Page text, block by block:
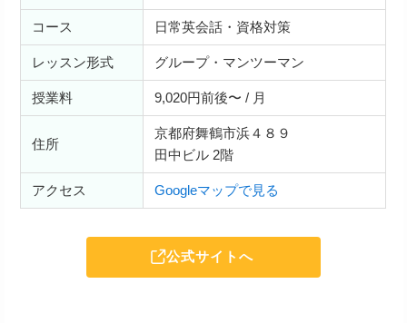
コース 日常英会話・資格対策
レッスン形式 グループ・マンツーマン
授業料 9,020円前後〜 / 月
住所
京都府舞鶴市浜４８９
田中ビル 2階
アクセス Googleマップで見る
公式サイトへ